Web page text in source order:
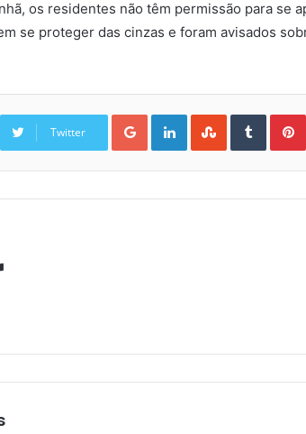
os residentes não têm permissão para se
se proteger das cinzas e foram avisados
Twitter
Google+LinkedInStumbleUpon
Tumblr
Website